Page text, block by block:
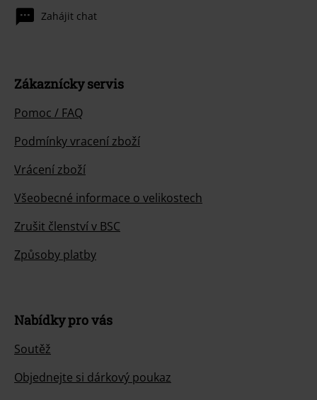
Zahájit chat
Zákaznícky servis
Pomoc / FAQ
Podmínky vracení zboží
Vrácení zboží
Všeobecné informace o velikostech
Zrušit členství v BSC
Způsoby platby
Nabídky pro vás
Soutěž
Objednejte si dárkový poukaz